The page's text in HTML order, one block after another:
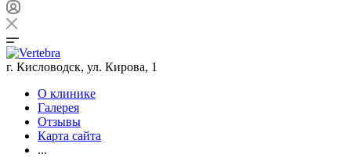
г. Кисловодск, ул. Кирова, 1
О клинике
Галерея
Отзывы
Карта сайта
...